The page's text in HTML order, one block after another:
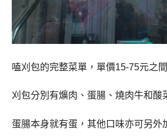
嗑刈包的完整菜單，單價15-75元之間
刈包分別有爌肉、蛋腸、燒肉牛和酸
蛋腸本身就有蛋，其他口味亦可另外